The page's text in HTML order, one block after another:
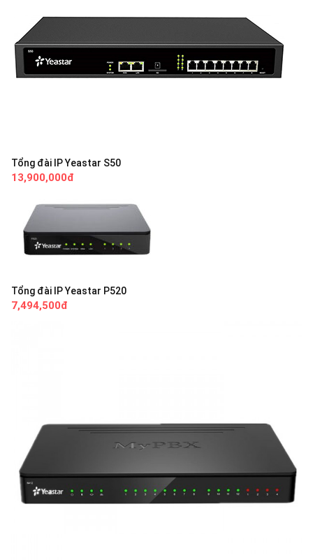
Tổng đài IP Yeastar S50
13,900,000đ
Tổng đài IP Yeastar P520
7,494,500đ